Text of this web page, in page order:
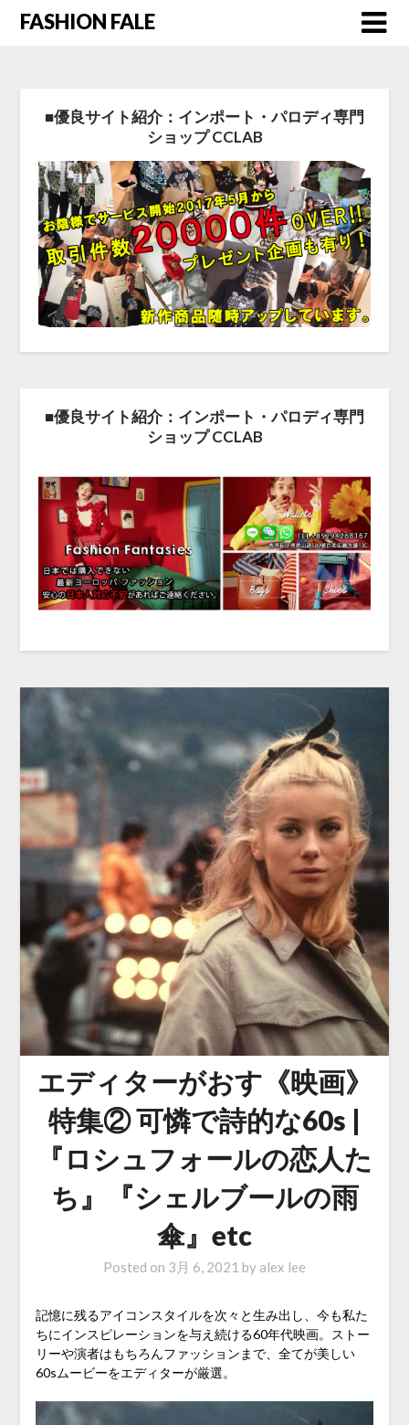
FASHION FALE
■優良サイト紹介：インポート・パロディ専門
ショップ CCLAB
■優良サイト紹介：インポート・パロディ専門
ショップ CCLAB
エディターがおす《映画》
特集② 可憐で詩的な60s |
『ロシュフォールの恋人た
ち』『シェルブールの雨
傘』etc
Posted on 3月 6, 2021 by alex lee
記憶に残るアイコンスタイルを次々と生み出し、今も私た
ちにインスピレーションを与え続ける60年代映画。ストー
リーや演者はもちろんファッションまで、全てが美しい
60sムービーをエディターが厳選。